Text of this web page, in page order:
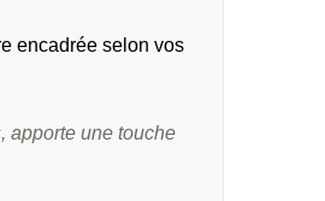
encadrée selon vos
apporte une touche